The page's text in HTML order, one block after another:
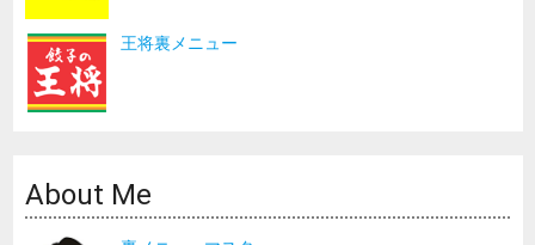
王将裏メニュー
About Me